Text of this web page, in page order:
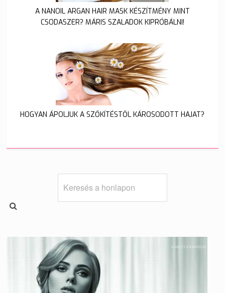
A NANOIL ARGAN HAIR MASK KÉSZÍTMÉNY MINT
CSODASZER? MÁRIS SZALADOK KIPRÓBÁLNI!
HOGYAN ÁPOLJUK A SZŐKÍTÉSTŐL KÁROSODOTT HAJAT?